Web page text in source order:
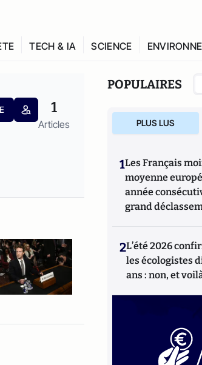
TECH & IA SCIENCE
1
Articles
POPULAIRES
PLUS LUS
1Les Français
moyenne
année
grand
2L’été 2026
les écologistes
ans : non, et